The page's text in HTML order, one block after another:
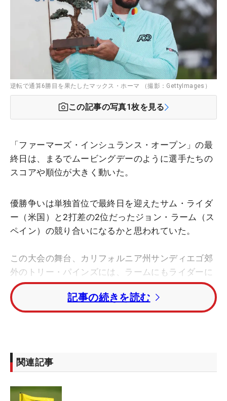
逆転で通算6勝目を果たしたマックス・ホーマ （撮影：GettyImages）
この記事の写真1枚を見る
「ファーマーズ・インシュランス・オープン」の最
終日は、まるでムービングデーのように選手たちの
スコアや順位が大きく動いた。
優勝争いは単独首位で最終日を迎えたサム・ライダ
ー（米国）と2打差の2位だったジョン・ラーム（ス
ペイン）の競り合いになるかと思われていた。
この大会の舞台、カリフォルニア州サンディエゴ郊
外のトリー・パインズには、ラームにもライダーに
も特別な思い入れがある。
ラームはこの地で2017年に劇的な初優勝を遂げ、
のも、大学時代からの恋人ケリーにプロポーズした
のも、この場所だった。
一方のライダーは、下部ツアーを転戦していた時代
記事の続きを読む
関連記事